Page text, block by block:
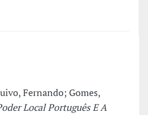
Fernando; Gomes,
Local Português E A